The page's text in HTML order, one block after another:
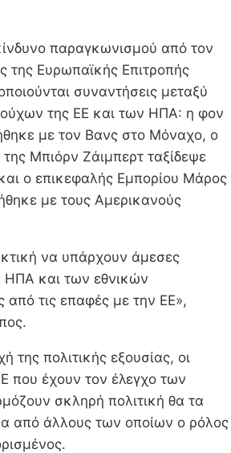
παραγκωνισμού από τον
Ευρωπαϊκής Επιτροπής
συναντήσεις μεταξύ
της ΕΕ και των ΗΠΑ: η φον
με τον Βανς στο Μόναχο, ο
Μπιόρν Ζάιμπερτ ταξίδεψε
ο επικεφαλής Εμπορίου Μάρος
με τους Αμερικανούς
να υπάρχουν άμεσες
ΗΠΑ και των εθνικών
από τις επαφές με την ΕΕ»,
της πολιτικής εξουσίας, οι
που έχουν τον έλεγχο των
σκληρή πολιτική θα τα
από άλλους των οποίων ο ρόλος